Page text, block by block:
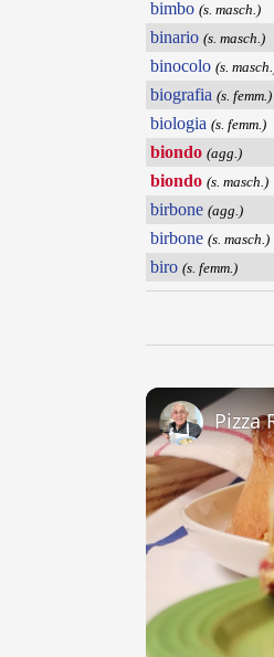
bimbo (s. masch.)
binario (s. masch.)
binocolo (s.
biografia (s. femm.)
biologia (s. femm.)
biondo (agg.)
biondo (s. masch.)
birbone (agg.)
birbone (s. masch.)
biro (s. femm.)
Pizza